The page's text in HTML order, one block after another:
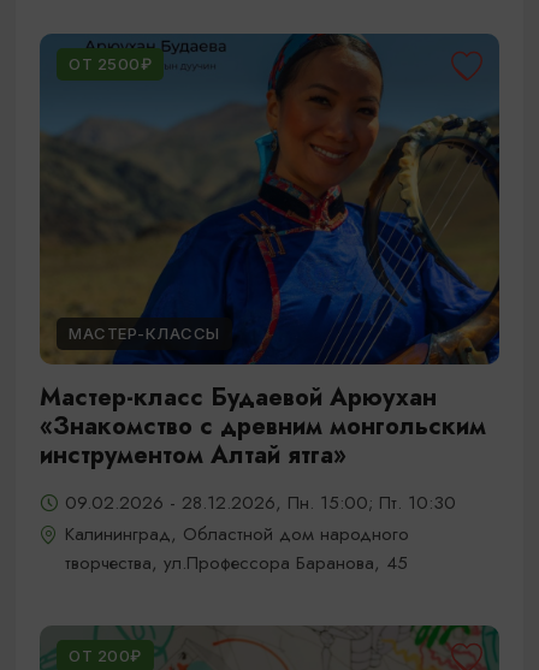
ОТ 2500₽
МАСТЕР-КЛАССЫ
Мастер-класс Будаевой Арюухан
«Знакомство с древним монгольским
инструментом Алтай ятга»
09.02.2026 - 28.12.2026, Пн. 15:00; Пт. 10:30
Калининград, Областной дом народного
творчества, ул.Профессора Баранова, 45
ОТ 200₽